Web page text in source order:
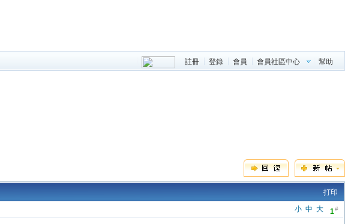
註冊 登錄 會員 會員社區中心 幫助
打印
1#
大
中
小